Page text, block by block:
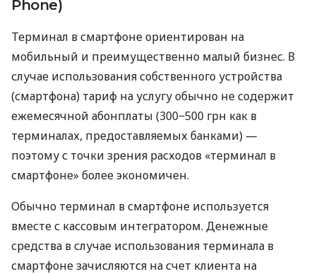
Phone)
Терминал в смартфоне ориентирован на
мобильный и преимущественно малый бизнес. В
случае использования собственного устройства
(смартфона) тариф на услугу обычно не содержит
ежемесячной абонплаты (300−500 грн как в
терминалах, предоставляемых банками) —
поэтому с точки зрения расходов «терминал в
смартфоне» более экономичен.
Обычно терминал в смартфоне используется
вместе с кассовым интегратором. Денежные
средства в случае использования терминала в
смартфоне зачисляются на счет клиента на